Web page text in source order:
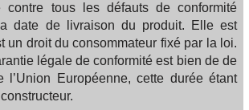
contre tous les défauts de conformité
date de livraison du produit. Elle est
un droit du consommateur fixé par la loi.
légale de conformité est bien de de
l’Union Européenne, cette durée étant